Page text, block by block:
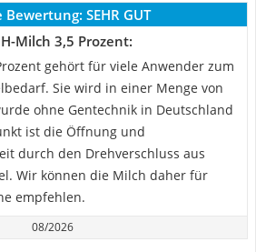
Bewertung: SEHR GUT
Milch 3,5 Prozent:
gehört für viele Anwender zum
Sie wird in einer Menge von
ohne Gentechnik in Deutschland
ist die Öffnung und
durch den Drehverschluss aus
Wir können die Milch daher für
empfehlen.
08/2026